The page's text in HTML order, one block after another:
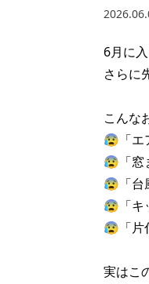
6月に
さらに
こんな
😰「エ
😰「窓
😰「台
😰「キ
😰「片
実はこ